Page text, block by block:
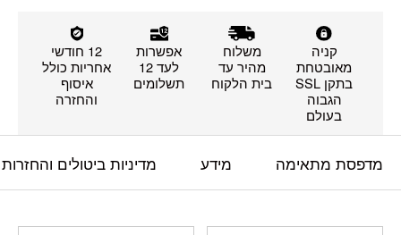
קניה
מאובטחת
בתקן SSL
הגבוה
בעולם
משלוח
מהיר עד
בית הלקוח
אפשרות
לעד 12
תשלומים
12 חודשי
אחריות כולל
איסוף
והחזרה
מדפסת מתאימה מידע מדיניות ביטולים והחזרות